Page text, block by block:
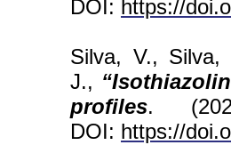
DOI: https://
Silva, V.,
J.,
profiles.
DOI: https://